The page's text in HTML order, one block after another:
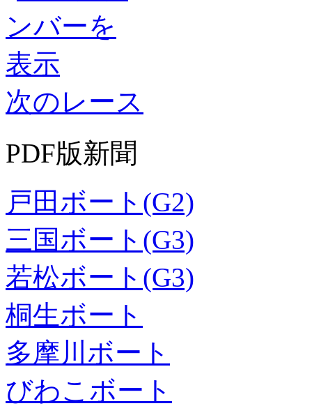
次のレース
PDF版新聞
戸田ボート(G2)
三国ボート(G3)
若松ボート(G3)
桐生ボート
多摩川ボート
びわこボート